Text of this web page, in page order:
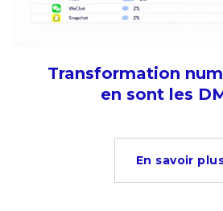
Transformation
en sont les
En savoir